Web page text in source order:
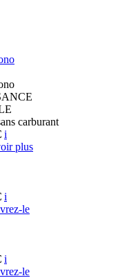
carburant
i
plus
i
le
i
le